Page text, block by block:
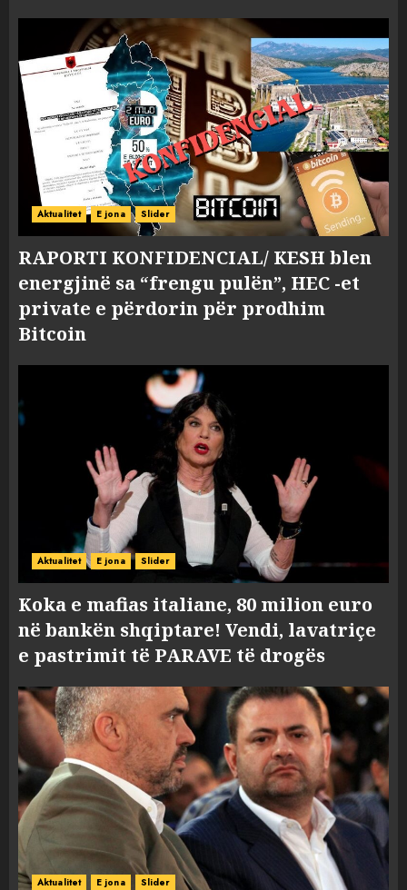
Aktualitet E jona Slider
RAPORTI KONFIDENCIAL/ KESH blen
energjinë sa “frengu pulën”, HEC -et
private e përdorin për prodhim
Bitcoin
Aktualitet E jona Slider
Koka e mafias italiane, 80 milion euro
në bankën shqiptare! Vendi, lavatriçe
e pastrimit të PARAVE të drogës
Aktualitet E jona Slider